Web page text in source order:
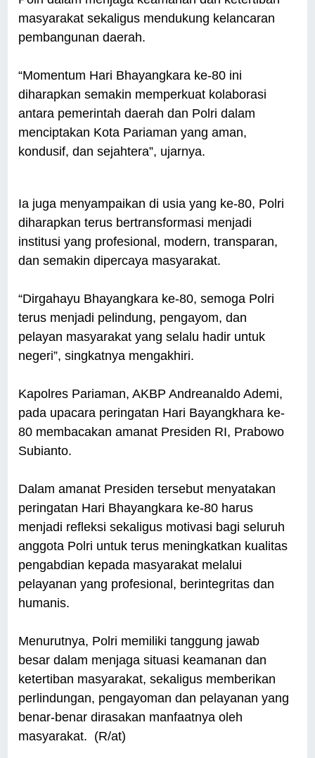
masyarakat sekaligus mendukung kelancaran
pembangunan daerah.
“Momentum Hari Bhayangkara ke-80 ini
diharapkan semakin memperkuat kolaborasi
antara pemerintah daerah dan Polri dalam
menciptakan Kota Pariaman yang aman,
kondusif, dan sejahtera”, ujarnya.
Ia juga menyampaikan di usia yang ke-80, Polri
diharapkan terus bertransformasi menjadi
institusi yang profesional, modern, transparan,
dan semakin dipercaya masyarakat.
“Dirgahayu Bhayangkara ke-80, semoga Polri
terus menjadi pelindung, pengayom, dan
pelayan masyarakat yang selalu hadir untuk
negeri”, singkatnya mengakhiri.
Kapolres Pariaman, AKBP Andreanaldo Ademi,
pada upacara peringatan Hari Bayangkhara ke-
80 membacakan amanat Presiden RI, Prabowo
Subianto.
Dalam amanat Presiden tersebut menyatakan
peringatan Hari Bhayangkara ke-80 harus
menjadi refleksi sekaligus motivasi bagi seluruh
anggota Polri untuk terus meningkatkan kualitas
pengabdian kepada masyarakat melalui
pelayanan yang profesional, berintegritas dan
humanis.
Menurutnya, Polri memiliki tanggung jawab
besar dalam menjaga situasi keamanan dan
ketertiban masyarakat, sekaligus memberikan
perlindungan, pengayoman dan pelayanan yang
benar-benar dirasakan manfaatnya oleh
masyarakat. (R/at)